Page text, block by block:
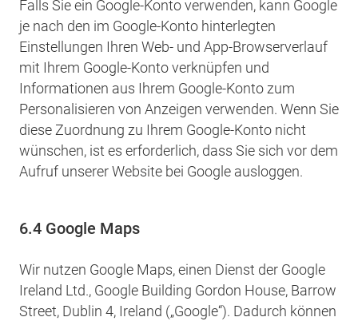
Falls Sie ein Google-Konto verwenden, kann Google
je nach den im Google-Konto hinterlegten
Einstellungen Ihren Web- und App-Browserverlauf
mit Ihrem Google-Konto verknüpfen und
Informationen aus Ihrem Google-Konto zum
Personalisieren von Anzeigen verwenden. Wenn Sie
diese Zuordnung zu Ihrem Google-Konto nicht
wünschen, ist es erforderlich, dass Sie sich vor dem
Aufruf unserer Website bei Google ausloggen.
6.4 Google Maps
Wir nutzen Google Maps, einen Dienst der Google
Ireland Ltd., Google Building Gordon House, Barrow
Street, Dublin 4, Ireland („Google“). Dadurch können